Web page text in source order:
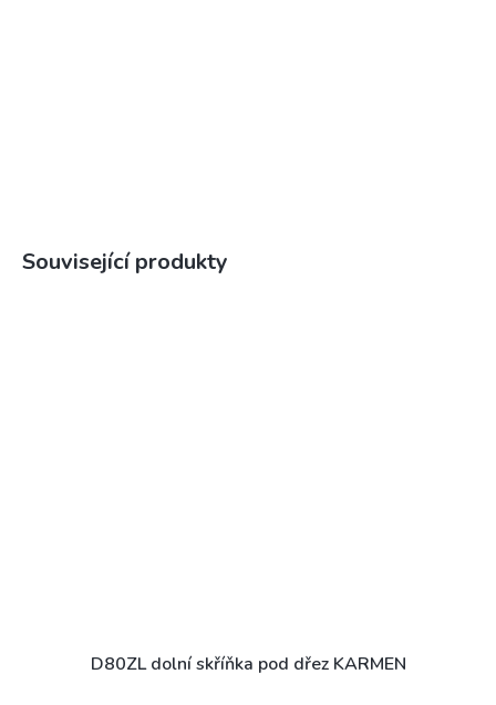
Související produkty
D80ZL dolní skříňka pod dřez KARMEN